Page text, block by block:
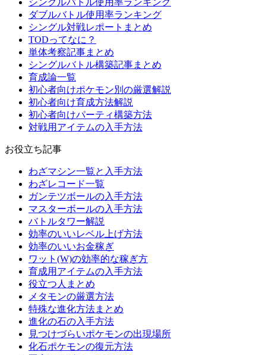
シングルバトル使用率ランキング
ダブルバトル使用率ランキング
シングル対戦レポートまとめ
TODってなに？
単体考察記事まとめ
シングルバトル構築記事まとめ
育成論一覧
初心者向けポケモン別の厳選解説
初心者向け育成方法解説
初心者向けパーティ構築方法
対戦用アイテムの入手方法
お役立ち記事
わざマシン一覧と入手方法
わざレコード一覧
ガンテツボールの入手方法
マスターボールの入手方法
バトルタワー解説
効率のいいレベル上げ方法
効率のいいお金稼ぎ
ワット(W)の効率的な稼ぎ方
育成用アイテムの入手方法
役立つ人まとめ
メタモンの厳選方法
特殊な進化方法まとめ
進化の石の入手方法
見つけづらいポケモンの出現場所
化石ポケモンの復元方法